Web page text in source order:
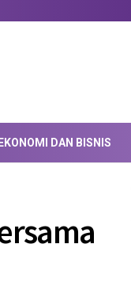
EKONOMI DAN BISNIS